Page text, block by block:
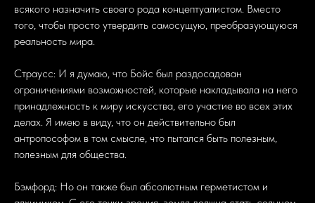
всякого назначить своего рода концептуалистом. Вместо
того, чтобы просто утвердить самосущую, преобразующуюся
реальность мира.
Страусс: И я думаю, что Бойс был раздосадован
ограничениями возможностей, которые накладывала на него
принадлежность к миру искусства, его участие во всех этих
делах. Я имею в виду, что он действительно был
антропософом в том смысле, что пытался быть полезным,
полезным для общества.
Бэмфорд: Но он также был абсолютным герметистом и